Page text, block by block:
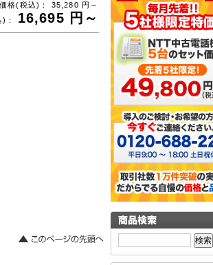
格(税込)： 35,280 円～
：
16,695 円～